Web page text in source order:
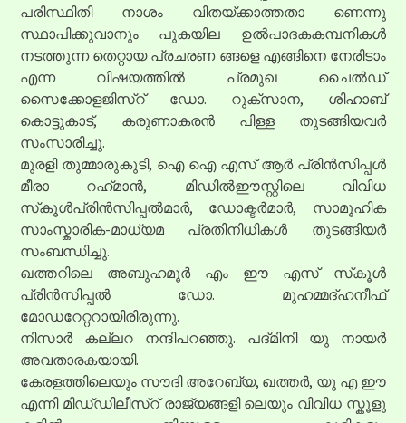
പരിസ്ഥിതി നാശം വിതയ്ക്കാത്തതാ ണെന്നു
സ്ഥാപിക്കുവാനും പുകയില ഉൽപാദകകമ്പനികൾ
നടത്തുന്ന തെറ്റായ പ്രചരണ ങ്ങളെ എങ്ങിനെ നേരിടാം
എന്ന വിഷയത്തിൽ പ്രമുഖ ചൈൽഡ്
സൈക്കോളജിസ്റ് ഡോ. റുക്‌സാന, ശിഹാബ്
കൊട്ടുകാട്, കരുണാകരൻ പിള്ള തുടങ്ങിയവർ
സംസാരിച്ചു.
മുരളി തുമ്മാരുകുടി, ഐ ഐ എസ് ആർ പ്രിൻസിപ്പൾ
മീരാ റഹ്‌മാൻ, മിഡിൽഈസ്റ്റിലെ വിവിധ
സ്‌കൂൾപ്രിൻസിപ്പൽമാർ, ഡോക്ടർമാർ, സാമൂഹിക
സാംസ്കാരിക-മാധ്യമ പ്രതിനിധികൾ തുടങ്ങിയർ
സംബന്ധിച്ചു.
ഖത്തറിലെ അബുഹമൂർ എം ഈ എസ് സ്‌കൂൾ
പ്രിൻസിപ്പൽ ഡോ. മുഹമ്മദ്ഹനീഫ്
മോഡറേറ്ററായിരിരുന്നു.
നിസാർ കല്ലറ നന്ദിപറഞ്ഞു. പദ്‌മിനി യു നായർ
അവതാരകയായി.
കേരളത്തിലെയും സൗദി അറേബ്യ, ഖത്തർ, യു എ ഈ
എന്നി മിഡ്‌ഡിലീസ്റ് രാജ്യങ്ങളി ലെയും വിവിധ സ്കൂളു